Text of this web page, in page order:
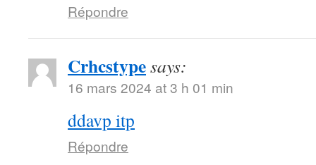
Répondre
Crhcstypesays:
16 mars 2024 at 3 h 01 min
ddavp itp
Répondre